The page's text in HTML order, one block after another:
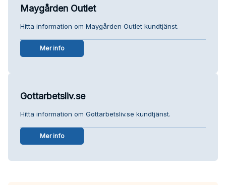
Maygården Outlet
Hitta information om Maygården Outlet kundtjänst.
Mer info
Gottarbetsliv.se
Hitta information om Gottarbetsliv.se kundtjänst.
Mer info